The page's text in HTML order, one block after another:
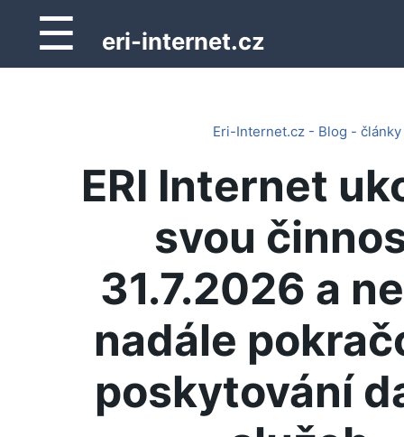
☰ eri-internet.cz
Eri-Internet.cz - Blog - články
ERI Internet
svou
31.7.2026 a
nadále
poskytování